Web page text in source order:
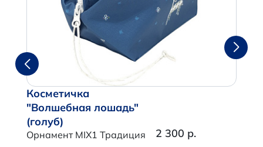
Косметичка
"Волшебная лошадь"
(голуб)
Орнамент MIX1 Традиция 2 300 р.